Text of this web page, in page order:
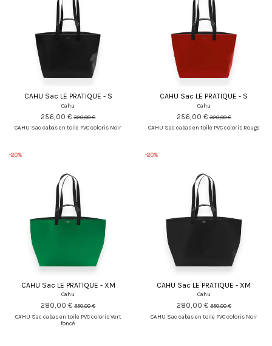
CAHU Sac LE PRATIQUE - S
Cahu
256,00 €320,00 €
CAHU Sac cabas en toile PVC coloris Noir
CAHU Sac LE PRATIQUE - S
Cahu
256,00 €320,00 €
CAHU Sac cabas en toile PVC coloris Rouge
-20%
CAHU Sac LE PRATIQUE - XM
Cahu
280,00 €350,00 €
CAHU Sac cabas en toile PVC coloris Vert
foncé
-20%
CAHU Sac LE PRATIQUE - XM
Cahu
280,00 €350,00 €
CAHU Sac cabas en toile PVC coloris Noir